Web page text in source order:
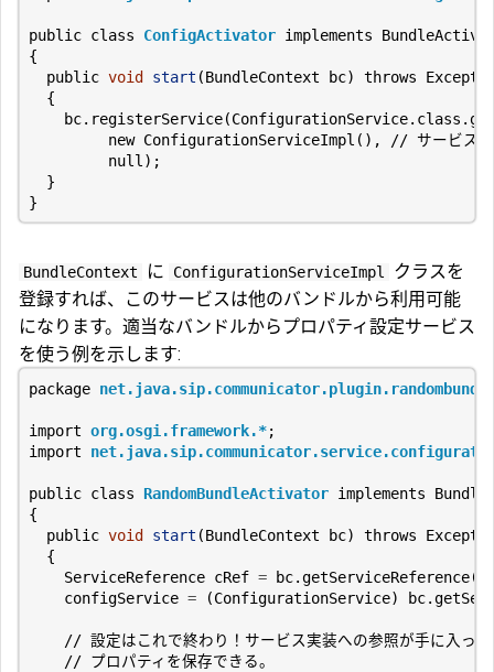
public class ConfigActivator implements
{
public void start (BundleContext bc) throws
{
bc. registerService(ConfigurationService. class .
new ConfigurationServiceImpl (),
// サービス
null);
}
}
BundleContext に ConfigurationServiceImpl
クラスを
登録すれば、このサービスは他のバンドルから利用可能
になります。適当なバンドルからプロパティ設定サービス
を使う例を示します:
package
import org.osgi.framework.*;
import
public class RandomBundleActivator implements
{
public void start (BundleContext bc) throws
{
ServiceReference cRef = bc.getServiceReference(
configService = (ConfigurationService) bc.
// 設定はこれで終わり！サービス実装への参照が手に入った
// プロパティを保存できる。